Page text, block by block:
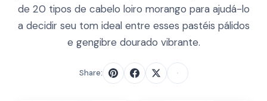
de 20 tipos de cabelo loiro morango para ajudá-lo
a decidir seu tom ideal entre esses pastéis pálidos
e gengibre dourado vibrante.
Share: